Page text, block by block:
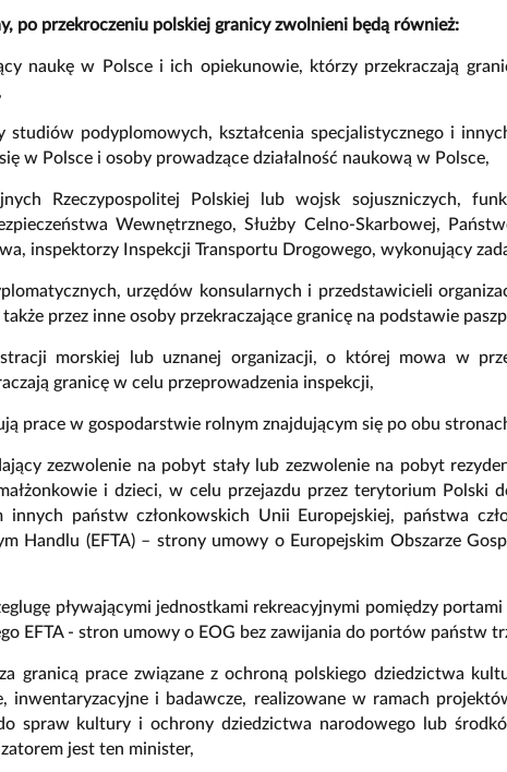
po przekroczeniu polskiej granicy zwolnieni będą również:
naukę w Polsce i ich opiekunowie, którzy przekraczają
studiów podyplomowych, kształcenia specjalistycznego i
w Polsce i osoby prowadzące działalność naukową w Polsce,
Rzeczypospolitej Polskiej lub wojsk sojuszniczych,
Wewnętrznego, Służby Celno-Skarbowej,
inspektorzy Inspekcji Transportu Drogowego, wykonujący
urzędów konsularnych i przedstawicieli
przez inne osoby przekraczające granicę na podstawie
morskiej lub uznanej organizacji, o której mowa w
granicę w celu przeprowadzenia inspekcji,
prace w gospodarstwie rolnym znajdującym się po obu
zezwolenie na pobyt stały lub zezwolenie na pobyt
i dzieci, w celu przejazdu przez terytorium Polski
państw członkowskich Unii Europejskiej, państwa
Handlu (EFTA) – strony umowy o Europejskim Obszarze
pływającymi jednostkami rekreacyjnymi pomiędzy
EFTA - stron umowy o EOG bez zawijania do portów państw
granicą prace związane z ochroną polskiego dziedzictwa
inwentaryzacyjne i badawcze, realizowane w ramach
spraw kultury i ochrony dziedzictwa narodowego lub
jest ten minister,